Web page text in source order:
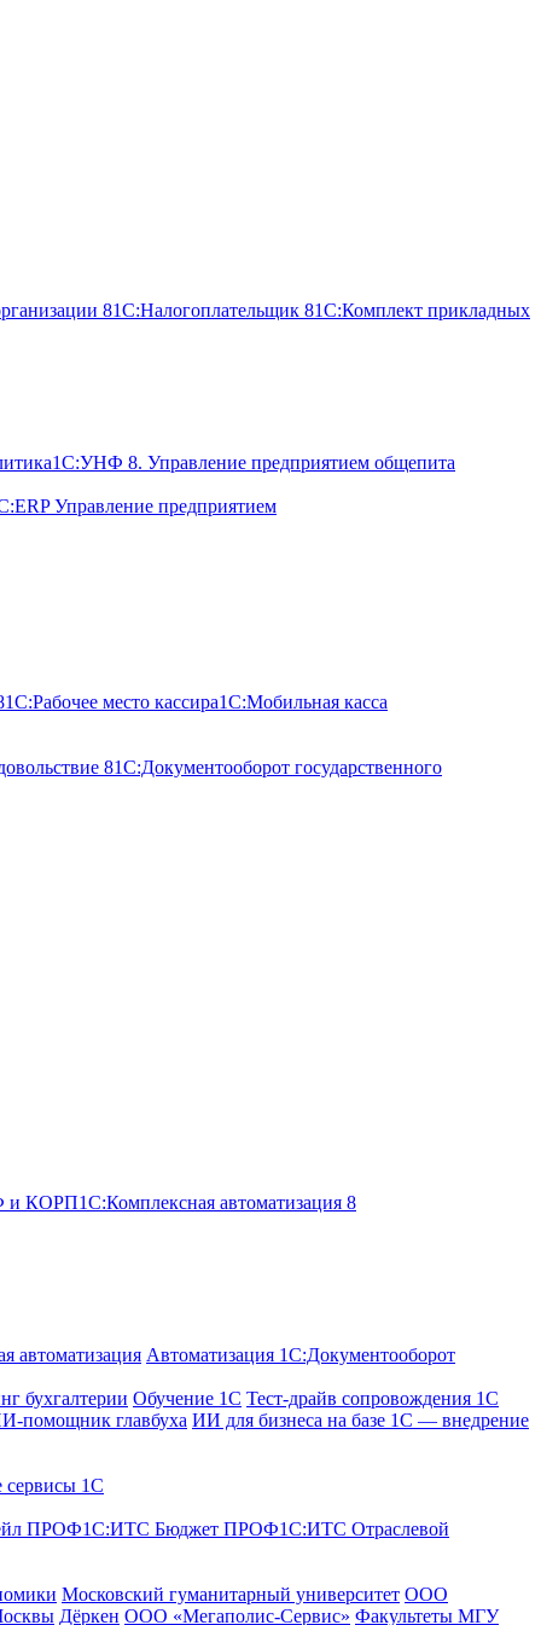
81С:Налогоплательщик 81С:Комплект прикладных
1С:УНФ 8. Управление предприятием общепита
Управление предприятием
1С:Рабочее место кассира1С:Мобильная касса
81С:Документооборот государственного
и КОРП1С:Комплексная автоматизация 8
автоматизация Автоматизация 1С:Документооборот
бухгалтерии Обучение 1С Тест-драйв сопровождения 1С
помощник главбуха ИИ для бизнеса на базе 1С — внедрение
сервисы 1С
ПРОФ1С:ИТС Бюджет ПРОФ1С:ИТС Отраслевой
Московский гуманитарный университет ООО
Дёркен ООО «Мегаполис-Сервис» Факультеты МГУ